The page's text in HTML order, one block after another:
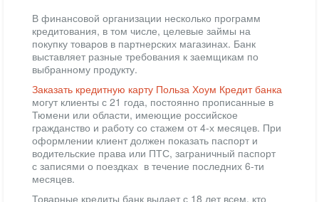
В финансовой организации несколько программ
кредитования, в том числе, целевые займы на
покупку товаров в партнерских магазинах. Банк
выставляет разные требования к заемщикам по
выбранному продукту.
Заказать кредитную карту Польза Хоум Кредит банка
могут клиенты с 21 года, постоянно прописанные в
Тюмени или области, имеющие российское
гражданство и работу со стажем от 4-х месяцев. При
оформлении клиент должен показать паспорт и
водительские права или ПТС, заграничный паспорт
с записями о поездках в течение последних 6-ти
месяцев.
Товарные кредиты банк выдает с 18 лет всем, кто